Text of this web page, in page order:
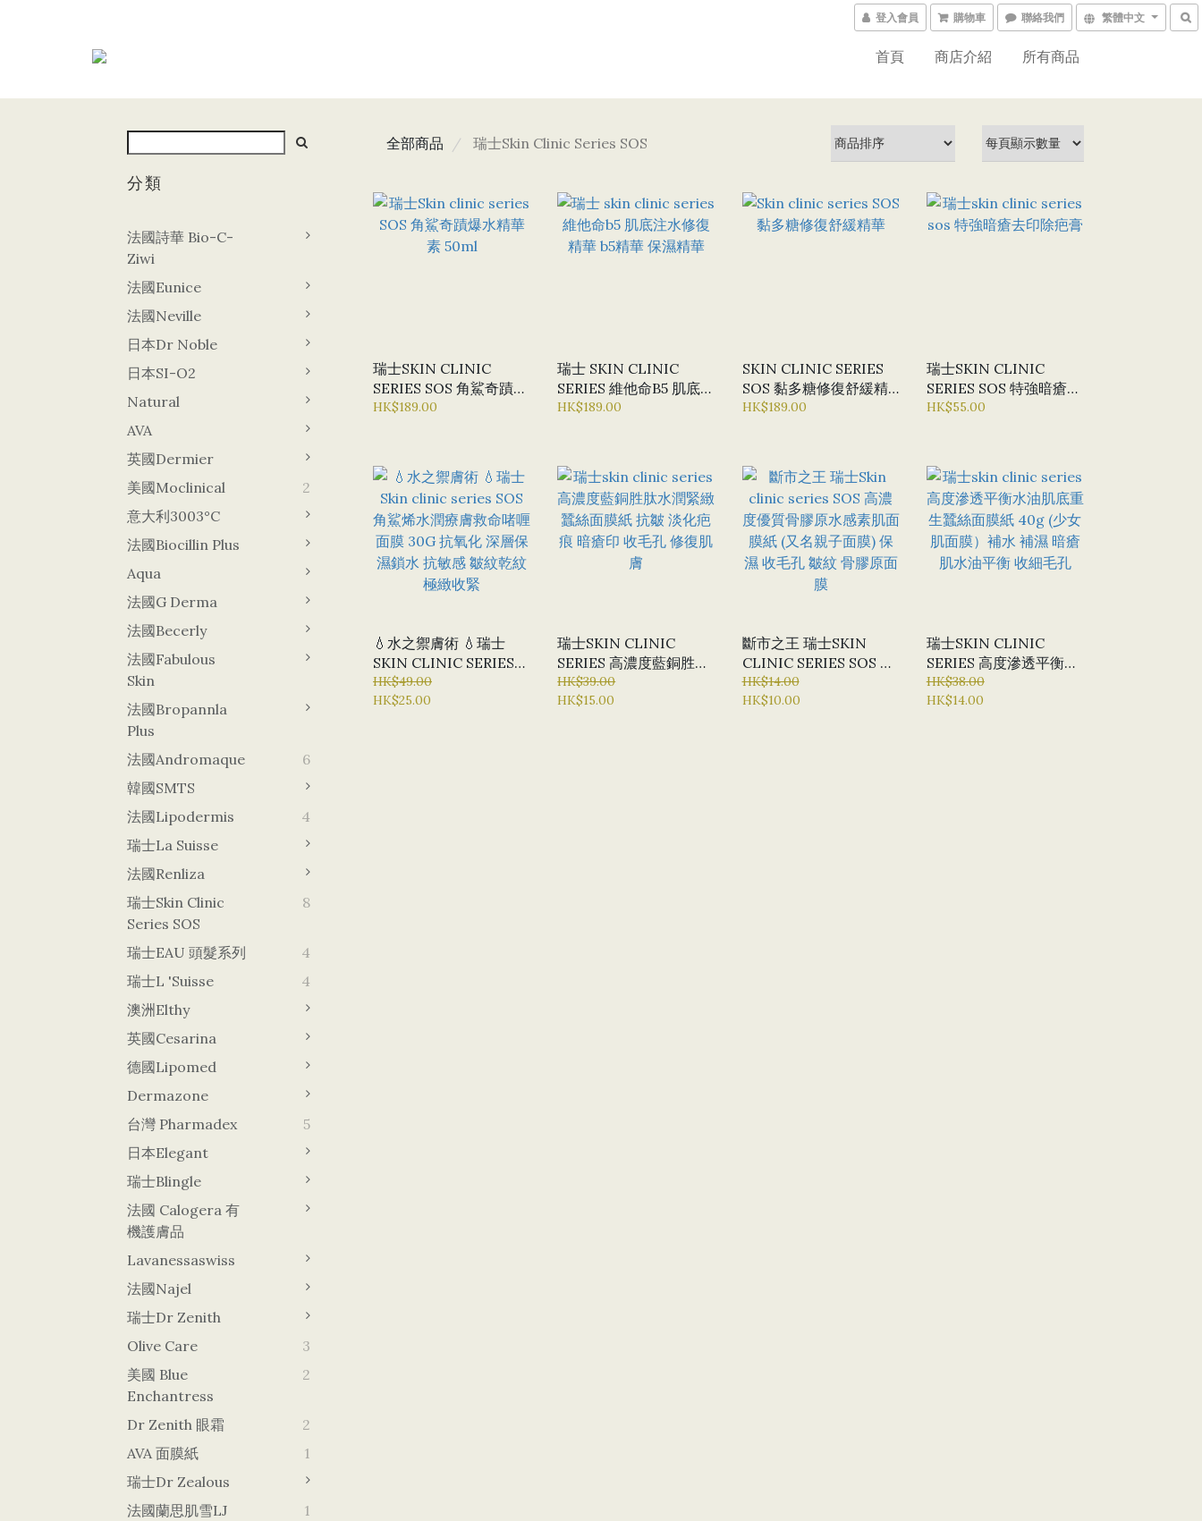
登入會員 購物車 聯絡我們 繁體中文
首頁 商店介紹 所有商品
分類
法國詩華 Bio-C-
Ziwi
法國Eunice
法國Neville
日本Dr Noble
日本SI-O2
Natural
AVA
英國Dermier
美國Moclinical
2
意大利3003°C
法國Biocillin Plus
Aqua
法國G Derma
法國Becerly
法國Fabulous
Skin
法國Bropannla
Plus
法國Andromaque
6
韓國sMTS
法國Lipodermis
4
瑞士La Suisse
法國Renliza
瑞士Skin Clinic
Series SOS
8
瑞士EAU 頭髮系列
4
瑞士L 'Suisse
4
澳洲Elthy
英國Cesarina
德國lipomed
Dermazone
台灣 Pharmadex
5
日本Elegant
瑞士Blingle
法國 Calogera 有
機護膚品
Lavanessaswiss
法國Najel
瑞士Dr Zenith
Olive Care
3
美國 Blue
Enchantress
2
Dr Zenith 眼霜
2
AVA 面膜紙
1
瑞士Dr Zealous
法國蘭思肌雪LJ
1
全部商品 瑞士Skin Clinic Series SOS
瑞士SKIN CLINIC
SERIES SOS 角鯊奇蹟爆
水精華素 50ML
HK$189.00
瑞士 SKIN CLINIC
SERIES 維他命B5 肌底注
水修復精華 B5精華 保濕
HK$189.00
SKIN CLINIC SERIES
SOS 黏多糖修復舒緩精
華
HK$189.00
瑞士SKIN CLINIC
SERIES SOS 特強暗瘡去
印除疤膏
HK$55.00
💧水之禦膚術 💧瑞士
SKIN CLINIC SERIES
SOS 角鯊烯水潤療膚救
命啫喱面膜 30G 抗氧化
HK$49.00
HK$25.00
瑞士SKIN CLINIC
SERIES 高濃度藍銅胜肽
水潤緊緻蠶絲面膜紙 抗
皺 淡化疤痕 暗瘡印 收毛
HK$39.00
HK$15.00
斷市之王 瑞士SKIN
CLINIC SERIES SOS 高
濃度優質骨膠原水感素肌
面膜紙 (又名親子面膜)
HK$14.00
HK$10.00
瑞士SKIN CLINIC
SERIES 高度滲透平衡水
油肌底重生蠶絲面膜紙
40G (少女肌面膜）補水
HK$38.00
HK$14.00